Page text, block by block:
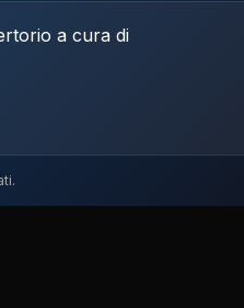
a cura di